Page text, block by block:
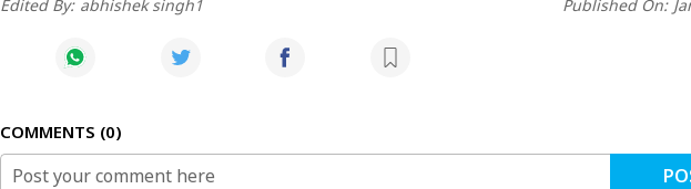
Edited By: abhishek singh1 Published On:
COMMENTS 0